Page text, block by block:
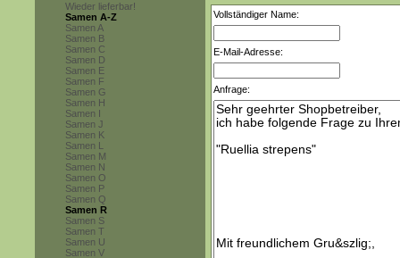
Wieder lieferbar!
Samen A-Z
Samen A
Samen B
Samen C
Samen D
Samen E
Samen F
Samen G
Samen H
Samen I
Samen J
Samen K
Samen L
Samen M
Samen N
Samen O
Samen P
Samen Q
Samen R
Samen S
Samen T
Samen U
Samen V
Vollständiger Name:
E-Mail-Adresse:
Anfrage: